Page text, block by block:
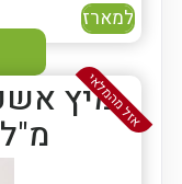
למארז
אזל מהמלאי
מ"ל 24 יח' - כשר